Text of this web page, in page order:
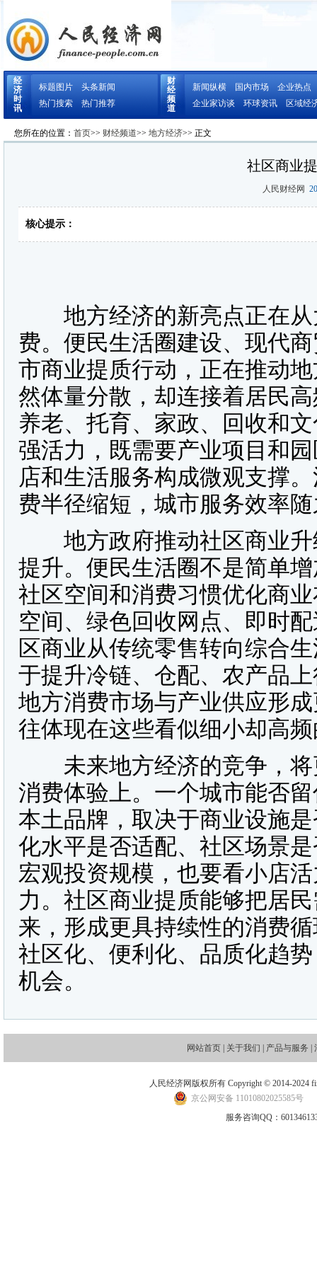
经
济
时
讯
标题图片
头条新闻
热门搜索
热门推荐
财
经
频
道
新闻纵横 国内市场
企业热点
企业家访谈
环球资讯 区域经
您所在的位置： 首页>> 财经频道>> 地方经济>> 正文
社区商业
人民财经网
核心提示：
地方经济的新亮点正在从
费。便民生活圈建设、现代
市商业提质行动，正在推动
然体量分散，却连接着居民
养老、托育、家政、回收和
强活力，既需要产业项目和
店和生活服务构成微观支撑
费半径缩短，城市服务效率
地方政府推动社区商业升
提升。便民生活圈不是简单
社区空间和消费习惯优化商
空间、绿色回收网点、即时
区商业从传统零售转向综合
于提升冷链、仓配、农产品
地方消费市场与产业供应形
往体现在这些看似细小却高
未来地方经济的竞争，将
消费体验上。一个城市能否
本土品牌，取决于商业设施
化水平是否适配、社区场景
宏观投资规模，也要看小店
力。社区商业提质能够把居
来，形成更具持续性的消费
社区化、便利化、品质化趋
机会。
网站首页 关于我们 产品与服务
人民经济网版权所有 Copyright © 2014-2024
京公网安备 11010802025585号
服务咨询QQ：